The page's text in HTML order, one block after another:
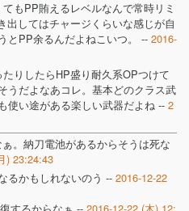
もPP賄えるレベルなんで常時リミ
出してはチャージくらいな感じが自
とPP余るんだよねこいつ。 -- 2016-
りしたらHP盛り耐久系OPつけて
うだよなあコレ。基本どのクラス武
使い途がある楽しい武器だよね -- 2
。納刀電池があるからそうは死な
) 23:24:43
るかもしれないのう -- 2016-12-22
するからなぁ -- 2016-12-22 (木) 12: